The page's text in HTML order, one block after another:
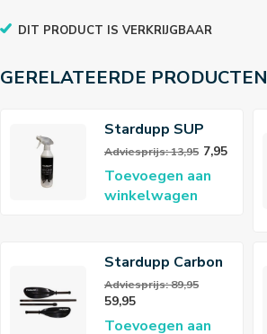
DIT PRODUCT IS VERKRIJGBAAR
GERELATEERDE PRODUCTEN
Stardupp SUP
Cleaner
Adviesprijs: 13,95 7,95
Toevoegen aan
winkelwagen
Stardupp Carbon
Pro Kajak Peddel
Adviesprijs: 89,95
59,95
Toevoegen aan